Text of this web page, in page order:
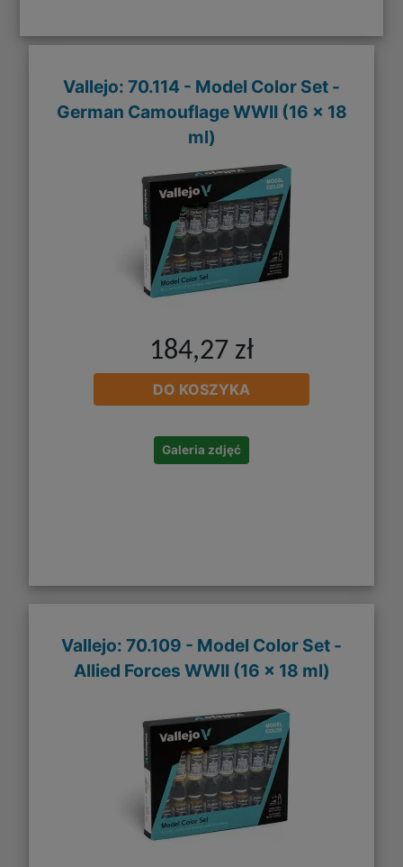
Vallejo: 70.114 - Model Color Set -
German Camouflage WWII (16 x 18
ml)
184,27 zł
DO KOSZYKA
Galeria zdjęć
Vallejo: 70.109 - Model Color Set -
Allied Forces WWII (16 x 18 ml)